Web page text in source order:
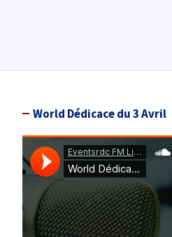
World Dédicace du 3 Avril